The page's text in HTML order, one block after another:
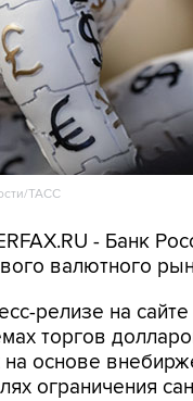
ТАСС
- Банк
валютного
релизе на
торгов
основе
ограничения